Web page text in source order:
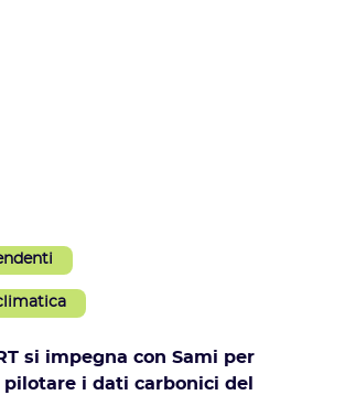
si impegna con Sami per
i dati carbonici del